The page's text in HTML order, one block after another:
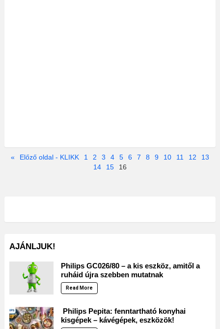
« Előző oldal - KLIKK 1 2 3 4 5 6 7 8 9 10 11 12
13
14
15 16
AJÁNLJUK!
Philips GC026/80 – a kis eszköz, amitől a
ruháid újra szebben mutatnak
Read More
Philips Pepita: fenntartható konyhai
kisgépek – kávégépek, eszközök!